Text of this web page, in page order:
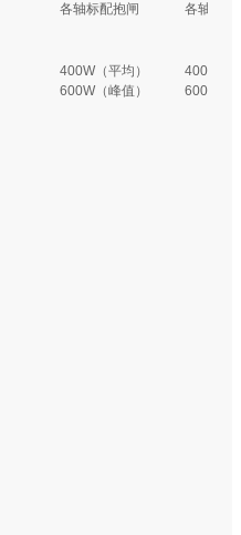
各轴标配抱闸 各轴标配
400W（平均）
600W（峰值）
400W（
600W（